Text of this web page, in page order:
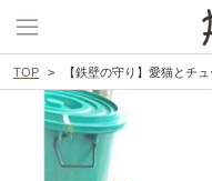
TOP 【鉄壁の守り】愛猫とチューしたい